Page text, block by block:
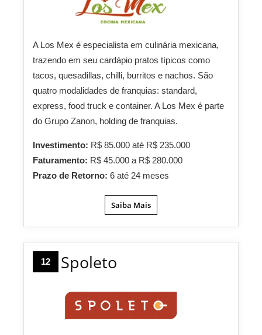
A Los Mex é especialista em culinária mexicana,
trazendo em seu cardápio pratos típicos como
tacos, quesadillas, chilli, burritos e nachos. São
quatro modalidades de franquias: standard,
express, food truck e container. A Los Mex é parte
do Grupo Zanon, holding de franquias.
Investimento: R$ 85.000 até R$ 235.000
Faturamento: R$ 45.000 a R$ 280.000
Prazo de Retorno: 6 até 24 meses
Saiba Mais
12 Spoleto